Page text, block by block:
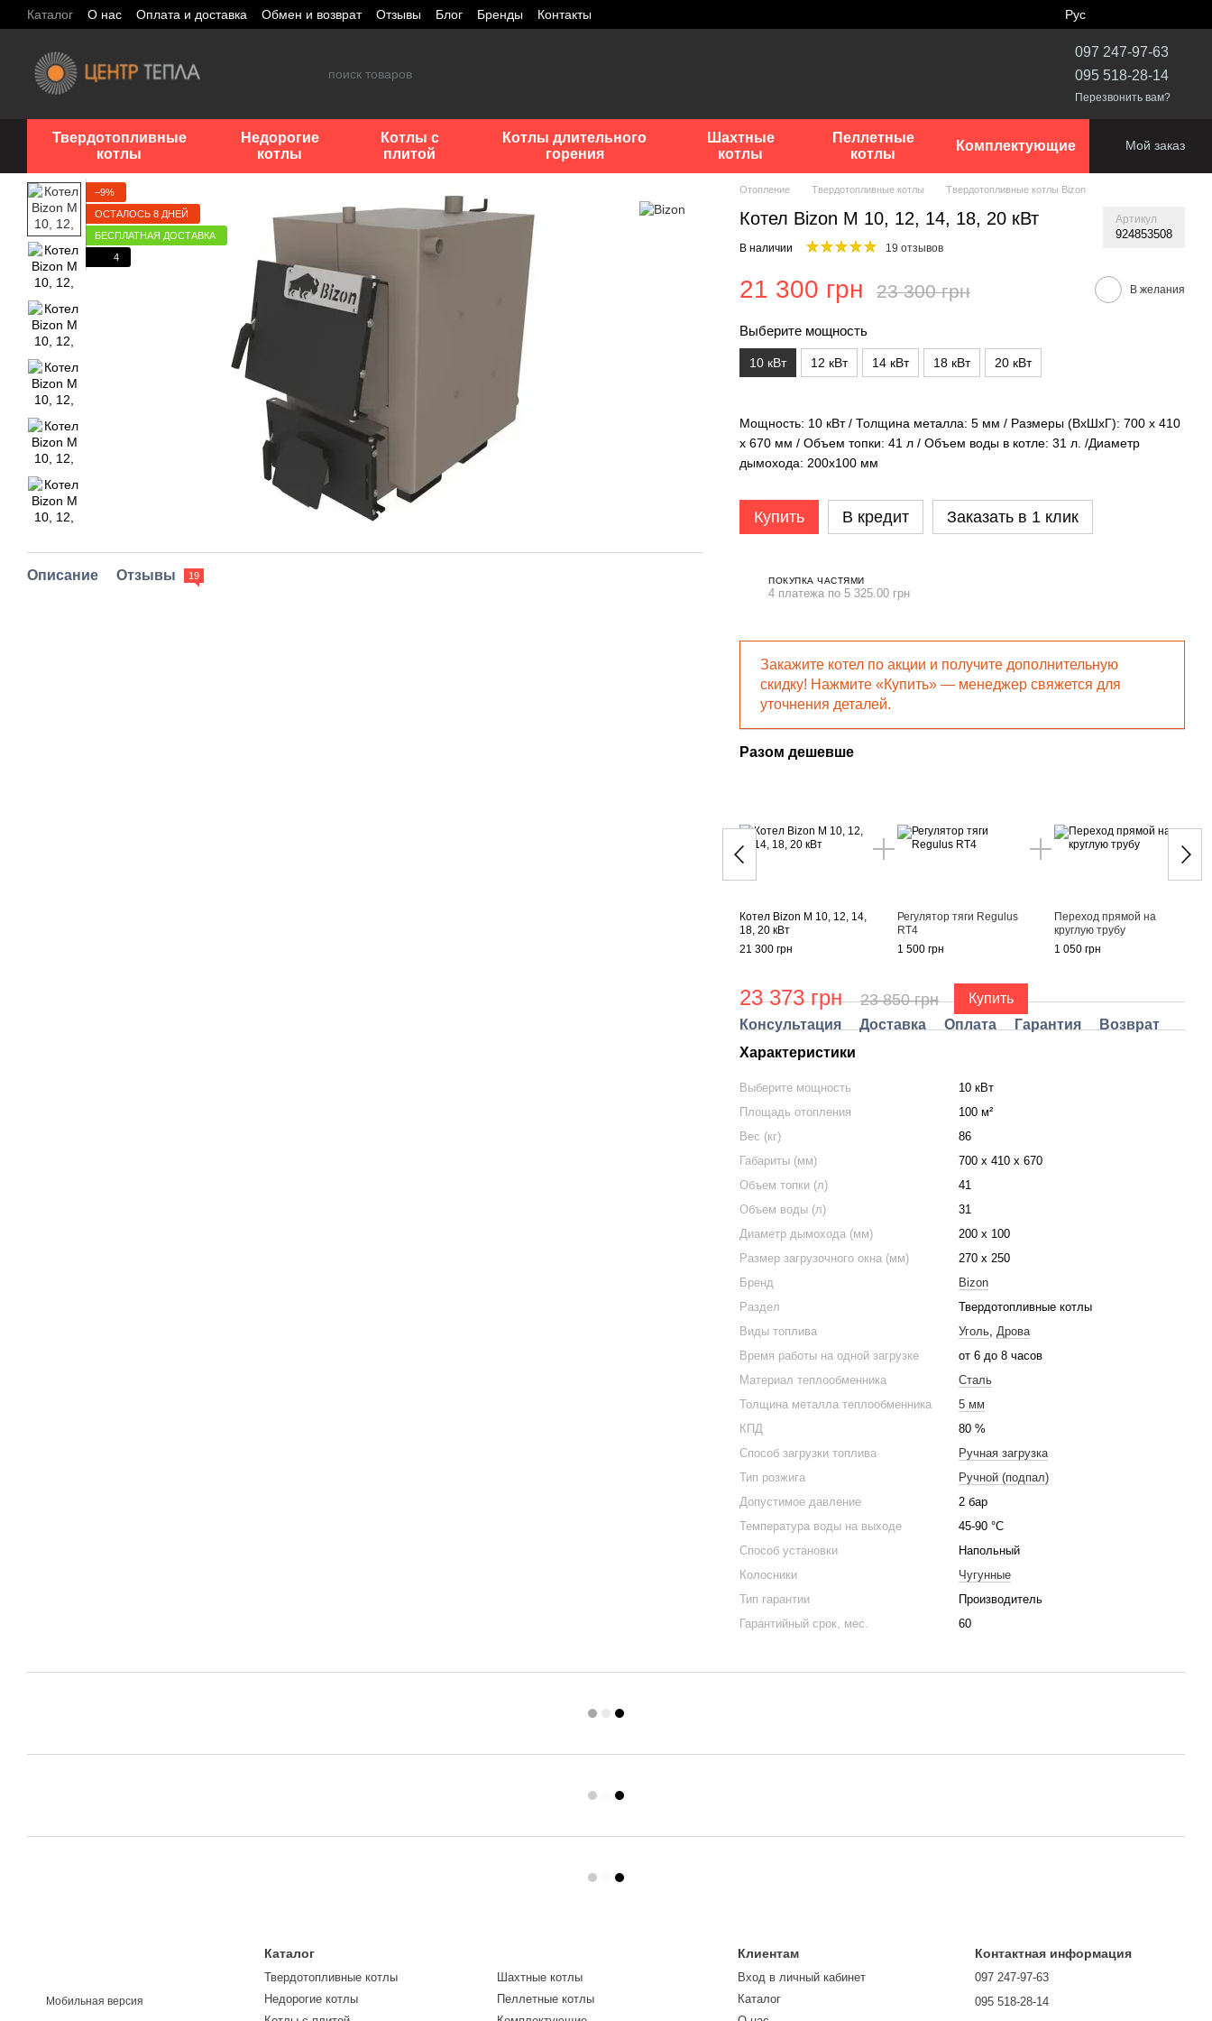
Перейти к основному контенту
Каталог О нас Оплата и доставка Обмен и возврат Отзывы Блог Бренды Контакты Рус
097 247-97-63
095 518-28-14
Перезвонить вам?
Твердотопливные
котлы
Недорогие
котлы
Котлы с
плитой
Котлы длительного
горения
Шахтные
котлы
Пеллетные
котлы
Комплектующие Мой заказ
−9%
ОСТАЛОСЬ 8 ДНЕЙ
БЕСПЛАТНАЯ ДОСТАВКА
4
Описание Отзывы 19
Отопление Твердотопливные котлы Твердотопливные котлы Bizon
Котел Bizon М 10, 12, 14, 18, 20 кВт Артикул
924853508
В наличии 19 отзывов
21 300 грн 23 300 грн В желания
Выберите мощность
10 кВт 12 кВт 14 кВт 18 кВт 20 кВт
Мощность: 10 кВт / Толщина металла: 5 мм / Размеры (ВхШхГ): 700 x 410
x 670 мм / Объем топки: 41 л / Объем воды в котле: 31 л. /Диаметр
дымохода: 200х100 мм
Купить В кредит Заказать в 1 клик
ПОКУПКА ЧАСТЯМИ
4 платежа по 5 325.00 грн
Закажите котел по акции и получите дополнительную
скидку! Нажмите «Купить» — менеджер свяжется для
уточнения деталей.
Разом дешевше
Котел Bizon М 10, 12, 14,
18, 20 кВт
21 300 грн
Регулятор тяги Regulus
RT4
1 500 грн
Переход прямой на
круглую трубу
1 050 грн
23 373 грн 23 850 грн Купить
Консультация Доставка Оплата Гарантия
Возврат
Характеристики
Выберите мощность
10 кВт
Площадь отопления
100 м²
Вес (кг)
86
Габариты (мм)
700 x 410 x 670
Объем топки (л)
41
Объем воды (л)
31
Диаметр дымохода (мм)
200 х 100
Размер загрузочного окна (мм)
270 х 250
Бренд
Bizon
Раздел
Твердотопливные котлы
Виды топлива
Уголь,Дрова
Время работы на одной загрузке
от 6 до 8 часов
Материал теплообменника
Сталь
Толщина металла теплообменника
5 мм
КПД
80 %
Способ загрузки топлива
Ручная загрузка
Тип розжига
Ручной (подпал)
Допустимое давление
2 бар
Температура воды на выходе
45-90 °C
Способ установки
Напольный
Колосники
Чугунные
Тип гарантии
Производитель
Гарантийный срок, мес.
60
Мобильная версия
Каталог
Твердотопливные котлы
Недорогие котлы
Шахтные котлы
Пеллетные котлы
Клиентам
Вход в личный кабинет
Каталог
Контактная информация
097 247-97-63
095 518-28-14